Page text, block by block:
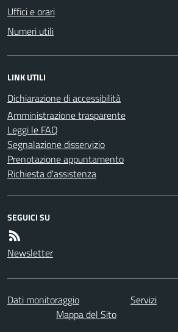
Uffici e orari
Numeri utili
LINK UTILI
Dichiarazione di accessibilità
Amministrazione trasparente
Leggi le FAQ
Segnalazione disservizio
Prenotazione appuntamento
Richiesta d'assistenza
SEGUICI SU
Newsletter
Dati monitoraggio Servizi
Mappa del Sito